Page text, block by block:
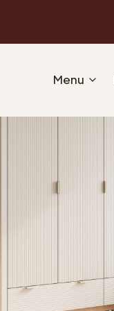
Menu